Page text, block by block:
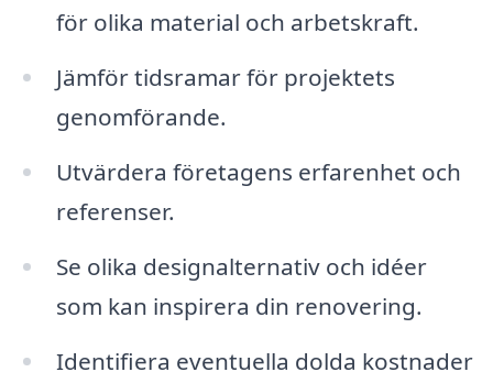
för olika material och arbetskraft.
Jämför tidsramar för projektets
genomförande.
Utvärdera företagens erfarenhet och
referenser.
Se olika designalternativ och idéer
som kan inspirera din renovering.
Identifiera eventuella dolda kostnader